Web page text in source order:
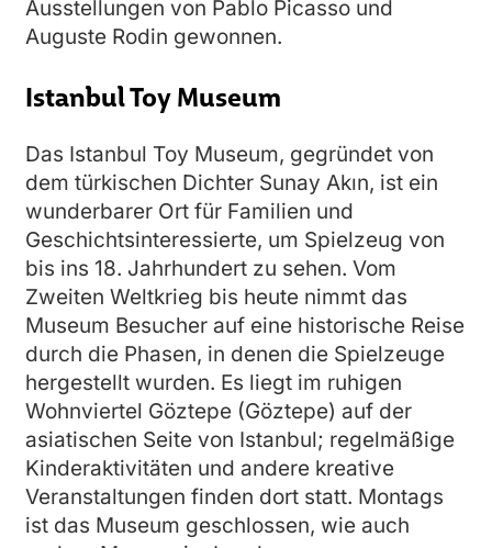
Ausstellungen von Pablo Picasso und
Auguste Rodin gewonnen.
Istanbul Toy Museum
Das Istanbul Toy Museum, gegründet von
dem türkischen Dichter Sunay Akın, ist ein
wunderbarer Ort für Familien und
Geschichtsinteressierte, um Spielzeug von
bis ins 18. Jahrhundert zu sehen. Vom
Zweiten Weltkrieg bis heute nimmt das
Museum Besucher auf eine historische Reise
durch die Phasen, in denen die Spielzeuge
hergestellt wurden. Es liegt im ruhigen
Wohnviertel Göztepe (Göztepe) auf der
asiatischen Seite von Istanbul; regelmäßige
Kinderaktivitäten und andere kreative
Veranstaltungen finden dort statt. Montags
ist das Museum geschlossen, wie auch